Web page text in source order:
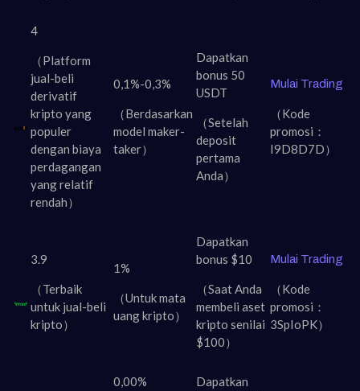
4
（Platform
jual-beli
derivatif
kripto yang
populer
dengan biaya
perdagangan
yang relatif
rendah）
0,1%-0,3%
（Berdasarkan
model maker-
taker）
Dapatkan
bonus 50
USDT
（Setelah
deposit
pertama
Anda）
Mulai Trading
（Kode
promosi：
I9D8D7D）
3.9
（Terbaik
untuk jual-beli
kripto）
1%
（Untuk mata
uang kripto）
Dapatkan
bonus $10
（Saat Anda
membeli aset
kripto senilai
$100）
Mulai Trading
（Kode
promosi：
3SpIoPK）
0,00%
Dapatkan